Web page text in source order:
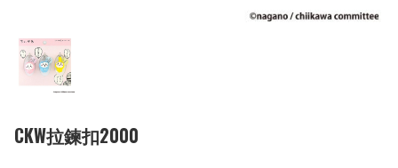
CKW拉鍊扣2000